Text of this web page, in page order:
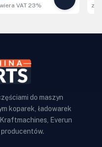
VAT 23%
do maszyn
koparek, ładowarek
Everun